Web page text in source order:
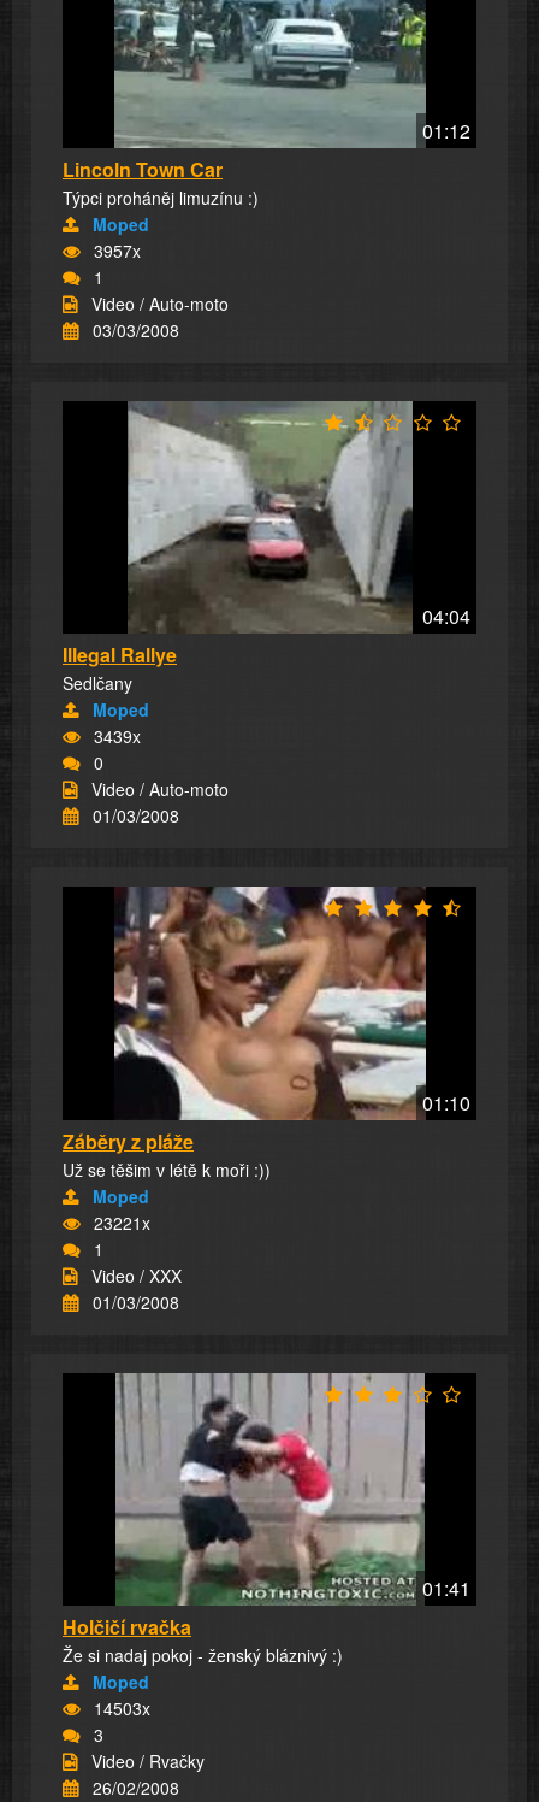
01:12
Lincoln Town Car
Týpci proháněj limuzínu :)
Moped
3957x
1
Video / Auto-moto
03/03/2008
04:04
Illegal Rallye
Sedlčany
Moped
3439x
0
Video / Auto-moto
01/03/2008
01:10
Záběry z pláže
Už se těšim v létě k moři :))
Moped
23221x
1
Video / XXX
01/03/2008
01:41
Holčičí rvačka
Že si nadaj pokoj - ženský bláznivý :)
Moped
14503x
3
Video / Rvačky
26/02/2008